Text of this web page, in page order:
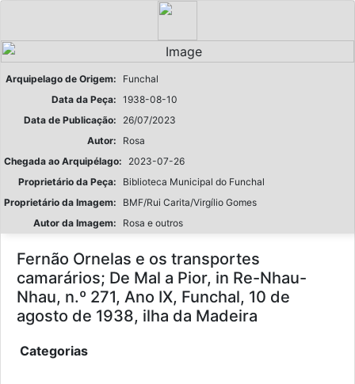
Arquipelago de Origem:
Funchal
Data da Peça: 1938-08-10
Data de Publicação:
26/07/2023
Autor:
Rosa
Chegada ao Arquipélago:
2023-07-26
Proprietário da Peça:
Biblioteca Municipal do Funchal
Proprietário da Imagem:
BMF/Rui Carita/Virgílio Gomes
Autor da Imagem:
Rosa e outros
Fernão Ornelas e os transportes
camarários; De Mal a Pior, in Re-Nhau-
Nhau, n.º 271, Ano IX, Funchal, 10 de
agosto de 1938, ilha da Madeira
Categorias